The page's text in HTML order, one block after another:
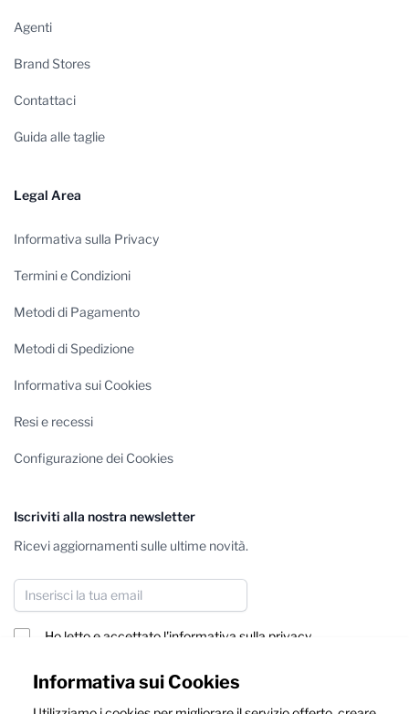
Informativa sui Cookies
Agenti
Brand Stores
Contattaci
Guida alle taglie
Legal Area
Informativa sulla Privacy
Termini e Condizioni
Metodi di Pagamento
Metodi di Spedizione
Informativa sui Cookies
Resi e recessi
Configurazione dei Cookies
Iscriviti alla nostra newsletter
Ricevi aggiornamenti sulle ultime novità.
Indirizzo email
Ho letto e accettato l'informativa sulla privacy
Iscriviti